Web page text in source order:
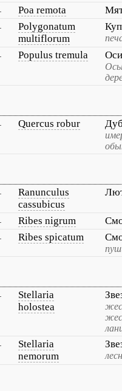
Poa remota
Polygonatum
multiflorum
Populus tremula
Quercus robur
Ranunculus
cassubicus
Ribes nigrum
Ribes spicatum
Stellaria
holostea
Stellaria
nemorum